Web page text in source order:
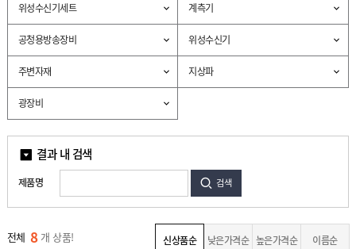
위성수신기세트 계측기
공청용방송장비 위성수신기
주변자재 지상파
광장비
결과 내 검색
제품명 검색
전체 8 개 상품! 신상품순 낮은가격순 높은가격순 이름순
N
B
위
성
수
신
기
세
트
공
청
용
방
송
장
비
계
측
기
성
수
신
기
지
파
변
재
장